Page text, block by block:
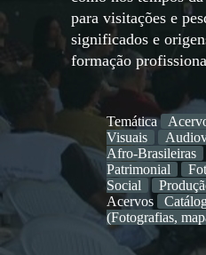
para visitações e
significados e
formação
Temática
Visuais
Afro-Brasileiras
Patrimonial
Social
Acervos
(Fotografias,